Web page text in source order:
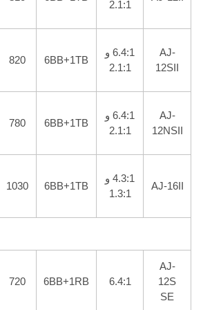
2.1:1
AJ-
12SII
6.4:1 و
2.1:1
6BB+1TB
820
AJ-
12NSII
6.4:1 و
2.1:1
6BB+1TB
780
AJ-16II
4.3:1 و
1.3:1
6BB+1TB
1030
AJ-
12S
SE
6.4:1
6BB+1RB
720